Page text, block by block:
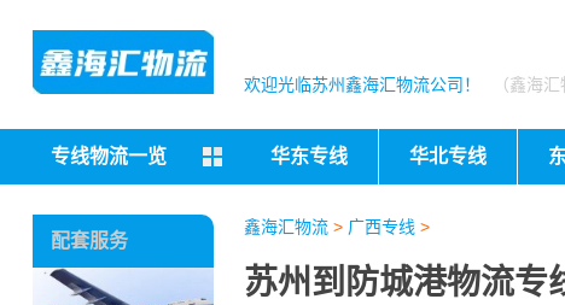
欢迎光临苏州鑫海汇物流公司！ （鑫海
专线物流一览 华东专线 华北专线
鑫海汇物流> 广西专线 >
苏州到防城港物流专
配套服务